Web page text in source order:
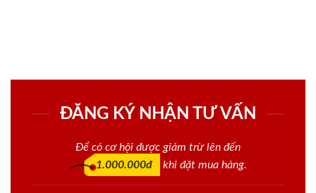
ĐĂNG KÝ NHẬN TƯ VẤN
Để có cơ hội được giảm trừ lên đến
1.000.000đ
khi đặt mua hàng.